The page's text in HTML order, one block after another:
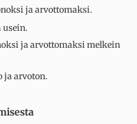
ja arvottomaksi.
usein.
ja arvottomaksi melkein
ja arvoton.